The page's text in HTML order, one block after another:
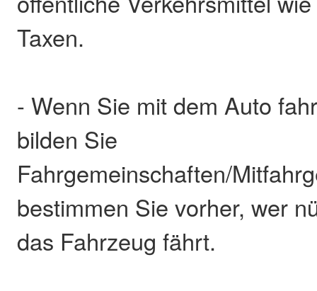
Taxen.
- Wenn Sie mit dem Auto
bilden Sie
Fahrgemeinschaften/
bestimmen Sie vorher, wer
das Fahrzeug fährt.